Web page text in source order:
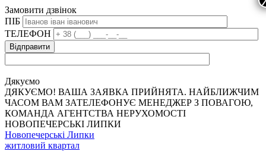
Замовити дзвінок
ПІБ
ТЕЛЕФОН
Дякуємо
ДЯКУЄМО! ВАША ЗАЯВКА ПРИЙНЯТА. НАЙБЛИЖЧИМ
ЧАСОМ ВАМ ЗАТЕЛЕФОНУЄ МЕНЕДЖЕР З ПОВАГОЮ,
КОМАНДА АГЕНТСТВА НЕРУХОМОСТІ
НОВОПЕЧЕРСЬКІ ЛИПКИ
Новопечерські Липки
житловий квартал